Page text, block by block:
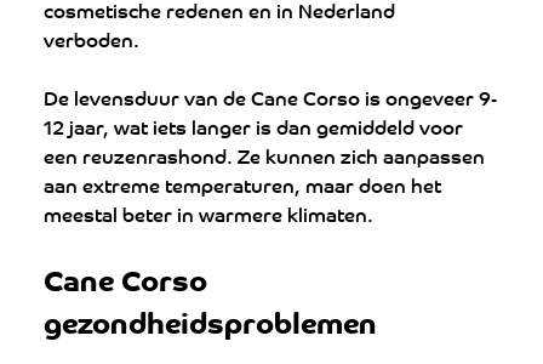
cosmetische redenen en in Nederland
verboden.
De levensduur van de Cane Corso is ongeveer 9-
12 jaar, wat iets langer is dan gemiddeld voor
een reuzenrashond. Ze kunnen zich aanpassen
aan extreme temperaturen, maar doen het
meestal beter in warmere klimaten.
Cane Corso
gezondheidsproblemen